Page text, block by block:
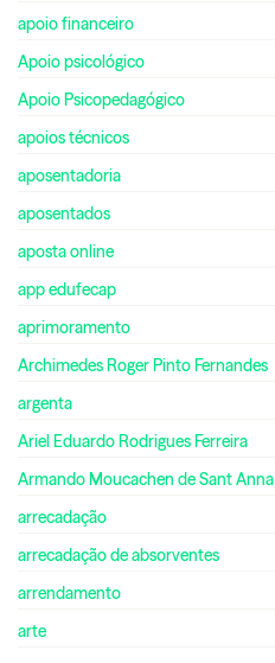
apoio financeiro
Apoio psicológico
Apoio Psicopedagógico
apoios técnicos
aposentadoria
aposentados
aposta online
app edufecap
aprimoramento
Archimedes Roger Pinto Fernandes
argenta
Ariel Eduardo Rodrigues Ferreira
Armando Moucachen de Sant Anna
arrecadação
arrecadação de absorventes
arrendamento
arte